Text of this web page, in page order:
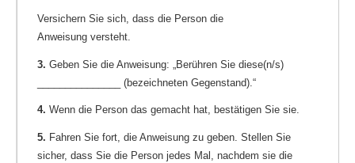
Versichern Sie sich, dass die Person die
Anweisung versteht.
3. Geben Sie die Anweisung: „Berühren Sie diese(n/s)
_______________ (bezeichneten Gegenstand).“
4. Wenn die Person das gemacht hat, bestätigen Sie sie.
5. Fahren Sie fort, die Anweisung zu geben. Stellen Sie
sicher, dass Sie die Person jedes Mal, nachdem sie die